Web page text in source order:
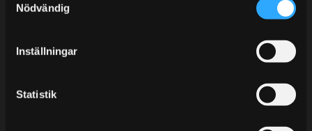
Nödvändig
Inställningar
Statistik
KUNSKAPSCENTER
KUNDTJÄNST